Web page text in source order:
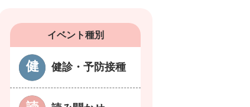
イベント種別
健診・予防接種